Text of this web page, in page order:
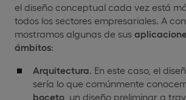
el diseño conceptual cada vez está
todos los sectores empresariales. A
mostramos algunas de sus
ámbitos:
Arquitectura . En este caso, el
sería lo que comúnmente
boceto , un diseño preliminar a